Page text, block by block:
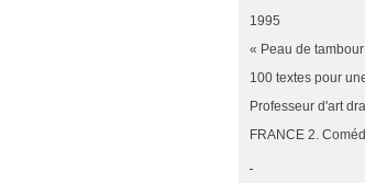
1995
« Peau de
100 textes pour
Professeur d'art
FRANCE 2.